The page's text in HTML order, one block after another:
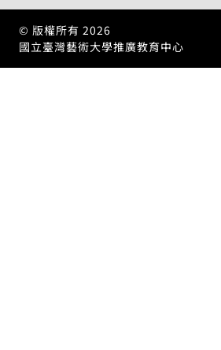
© 版權所有 2026
國立臺灣藝術大學推廣教育中心